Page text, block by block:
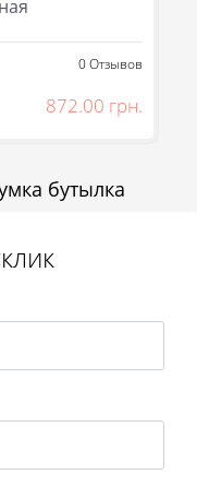
0Отзывов
872.00 грн.
бутылка